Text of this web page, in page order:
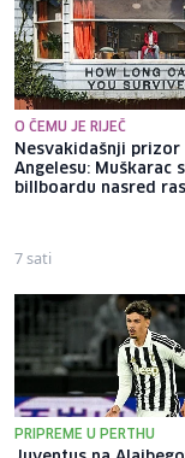
O ČEMU JE RIJEČ
Nesvakidašnji prizor
Angelesu: Muškarac
billboardu nasred
7 sati
PRIPREME U PERTHU